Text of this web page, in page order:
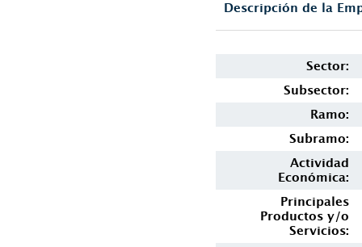
Descripción de la
Sector:
Subsector:
Ramo:
Subramo:
Actividad
Económica:
Principales
Productos y/o
Servicios: